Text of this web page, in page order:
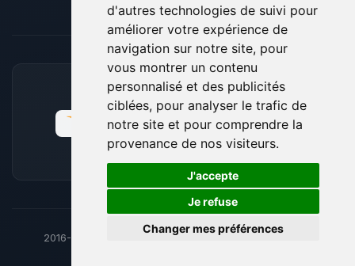
d'autres technologies de suivi pour
améliorer votre expérience de
navigation sur notre site, pour
vous montrer un contenu
personnalisé et des publicités
ciblées, pour analyser le trafic de
notre site et pour comprendre la
provenance de nos visiteurs.
J'accepte
Je refuse
Changer mes préférences
MOYENS DE PAIEMENT ACCEPTÉS
2016-26 © BoxToPlay - ByteLogic tous droits réservés
🍪